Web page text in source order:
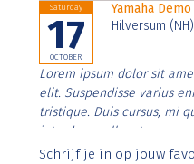
Saturday
17
OCTOBER
Yamaha
Hilversum (NH)
Lorem ipsum dolor sit
elit. Suspendisse varius
tristique. Duis cursus, mi
interdum nulla, ut
Aenean faucibus nibh et
Schrijf je in op jouw